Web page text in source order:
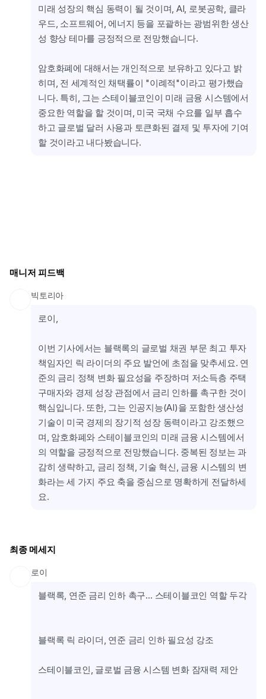
미래 성장의 핵심 동력이 될 것이며, AI, 로봇공학, 클라
우드, 소프트웨어, 에너지 등을 포괄하는 광범위한 생산
성 향상 테마를 긍정적으로 전망했습니다.
암호화폐에 대해서는 개인적으로 보유하고 있다고 밝
히며, 전 세계적인 채택률이 "이례적"이라고 평가했습
니다. 특히, 그는 스테이블코인이 미래 금융 시스템에서
중요한 역할을 할 것이며, 미국 국채 수요를 일부 흡수
하고 글로벌 달러 사용과 토큰화된 결제 및 투자에 기여
할 것이라고 내다봤습니다.
매니저 피드백
빅토리아
로이,
이번 기사에서는 블랙록의 글로벌 채권 부문 최고 투자
책임자인 릭 라이더의 주요 발언에 초점을 맞추세요. 연
준의 금리 정책 변화 필요성을 주장하며 저소득층 주택
구매자와 경제 성장 관점에서 금리 인하를 촉구한 것이
핵심입니다. 또한, 그는 인공지능(AI)을 포함한 생산성
기술이 미국 경제의 장기적 성장 동력이라고 강조했으
며, 암호화폐와 스테이블코인의 미래 금융 시스템에서
의 역할을 긍정적으로 전망했습니다. 중복된 정보는 과
감히 생략하고, 금리 정책, 기술 혁신, 금융 시스템의 변
화라는 세 가지 주요 축을 중심으로 명확하게 전달하세
요.
최종 메세지
로이
블랙록, 연준 금리 인하 촉구… 스테이블코인 역할 두각
블랙록 릭 라이더, 연준 금리 인하 필요성 강조
스테이블코인, 글로벌 금융 시스템 변화 잠재력 제안